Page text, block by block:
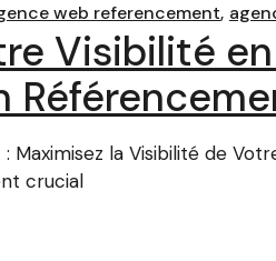
web referencement
Visibilité
Maximisez la Visibilité de
crucial